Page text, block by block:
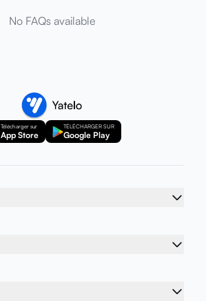
No FAQs available
Télécharger sur
App Store
TÉLÉCHARGER SUR
Google Play